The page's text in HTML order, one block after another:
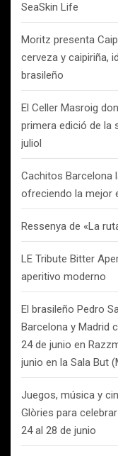
SeaSkin Life
Moritz presenta
cerveza y caipiriña,
brasileño
El Celler Masroig
primera edició de la
juliol
Cachitos Barcelona
ofreciendo la mejor
Ressenya de «La
LE Tribute Bitter
aperitivo moderno
El brasileño Pedro
Barcelona y Madrid
24 de junio en
junio en la Sala But
Juegos, música y
Glòries para
24 al 28 de junio